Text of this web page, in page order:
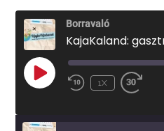
Borravaló
KajaKaland:
PLAY
EPISODE
1X